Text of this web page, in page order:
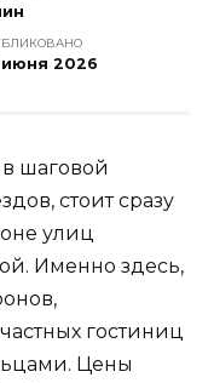
2026
шаговой
стоит сразу
улиц
Именно здесь,
гостиниц
Цены